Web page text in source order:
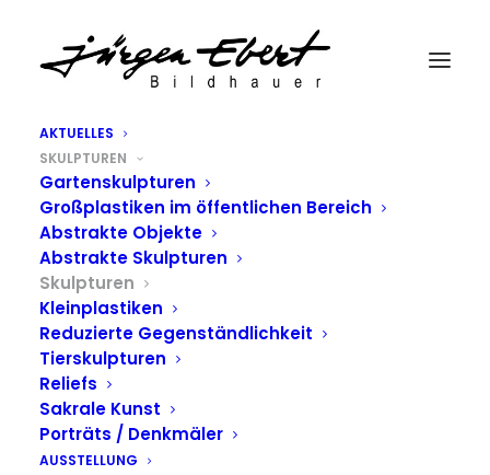
AKTUELLES
SKULPTUREN
Gartenskulpturen
Großplastiken im öffentlichen Bereich
Abstrakte Objekte
Abstrakte Skulpturen
Skulpturen
Kleinplastiken
Reduzierte Gegenständlichkeit
Tierskulpturen
Reliefs
Sakrale Kunst
Porträts / Denkmäler
AUSSTELLUNG